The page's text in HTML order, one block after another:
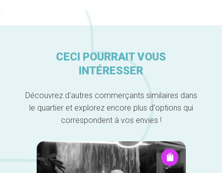
CECI POURRAIT VOUS
INTÉRESSER
Découvrez d'autres commerçants similaires dans
le quartier et explorez encore plus d'options qui
correspondent à vos envies !